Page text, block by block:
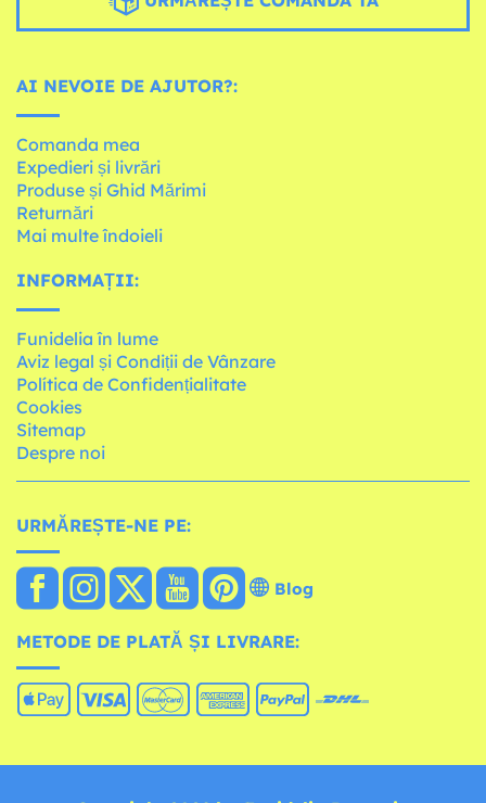
AI NEVOIE DE AJUTOR?:
Comanda mea
Expedieri și livrări
Produse și Ghid Mărimi
Returnări
Mai multe îndoieli
INFORMAȚII:
Funidelia în lume
Aviz legal și Condiții de Vânzare
Política de Confidențialitate
Cookies
Sitemap
Despre noi
URMĂREȘTE-NE PE:
Blog
METODE DE PLATĂ ȘI LIVRARE: